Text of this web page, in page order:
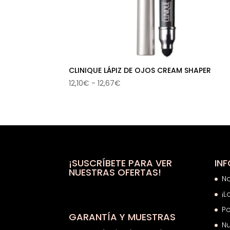
CLINIQUE LÁPIZ DE OJOS CREAM SHAPER
12,10€ - 12,67€
¡SUSCRÍBETE PARA VER
NUESTRAS OFERTAS!
GARANTÍA Y MUESTRAS